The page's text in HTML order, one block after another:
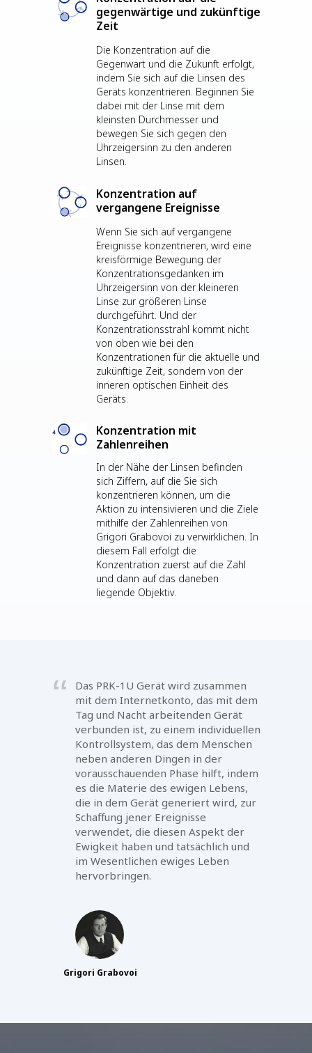
gegenwärtige und zukünftige
Zeit
Die Konzentration auf die
Gegenwart und die Zukunft erfolgt,
indem Sie sich auf die Linsen des
Geräts konzentrieren. Beginnen Sie
dabei mit der Linse mit dem
kleinsten Durchmesser und
bewegen Sie sich gegen den
Uhrzeigersinn zu den anderen
Linsen.
Konzentration auf
vergangene Ereignisse
Wenn Sie sich auf vergangene
Ereignisse konzentrieren, wird eine
kreisförmige Bewegung der
Konzentrationsgedanken im
Uhrzeigersinn von der kleineren
Linse zur größeren Linse
durchgeführt. Und der
Konzentrationsstrahl kommt nicht
von oben wie bei den
Konzentrationen für die aktuelle und
zukünftige Zeit, sondern von der
inneren optischen Einheit des
Geräts.
Konzentration mit
Zahlenreihen
In der Nähe der Linsen befinden
sich Ziffern, auf die Sie sich
konzentrieren können, um die
Aktion zu intensivieren und die Ziele
mithilfe der Zahlenreihen von
Grigori Grabovoi zu verwirklichen. In
diesem Fall erfolgt die
Konzentration zuerst auf die Zahl
und dann auf das daneben
liegende Objektiv.
Das PRK-1U Gerät wird zusammen
mit dem Internetkonto, das mit dem
Tag und Nacht arbeitenden Gerät
verbunden ist, zu einem individuellen
Kontrollsystem, das dem Menschen
neben anderen Dingen in der
vorausschauenden Phase hilft, indem
es die Materie des ewigen Lebens,
die in dem Gerät generiert wird, zur
Schaffung jener Ereignisse
verwendet, die diesen Aspekt der
Ewigkeit haben und tatsächlich und
im Wesentlichen ewiges Leben
hervorbringen.
Grigori Grabovoi